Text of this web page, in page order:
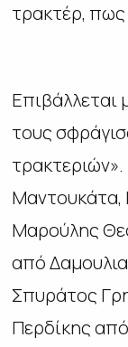
τρακτέρ, πως
Επιβάλλεται
τους
Μαντουκάτα,
Μαρούλης
από
Σπυράτος
Περδίκης